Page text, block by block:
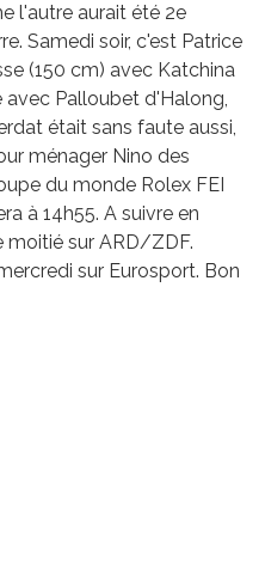
l'autre aurait été 2e
Samedi soir, c'est Patrice
(150 cm) avec Katchina
avec Palloubet d'Halong,
était sans faute aussi,
ménager Nino des
du monde Rolex FEI
à 14h55. A suivre en
moitié sur ARD/ZDF.
sur Eurosport. Bon